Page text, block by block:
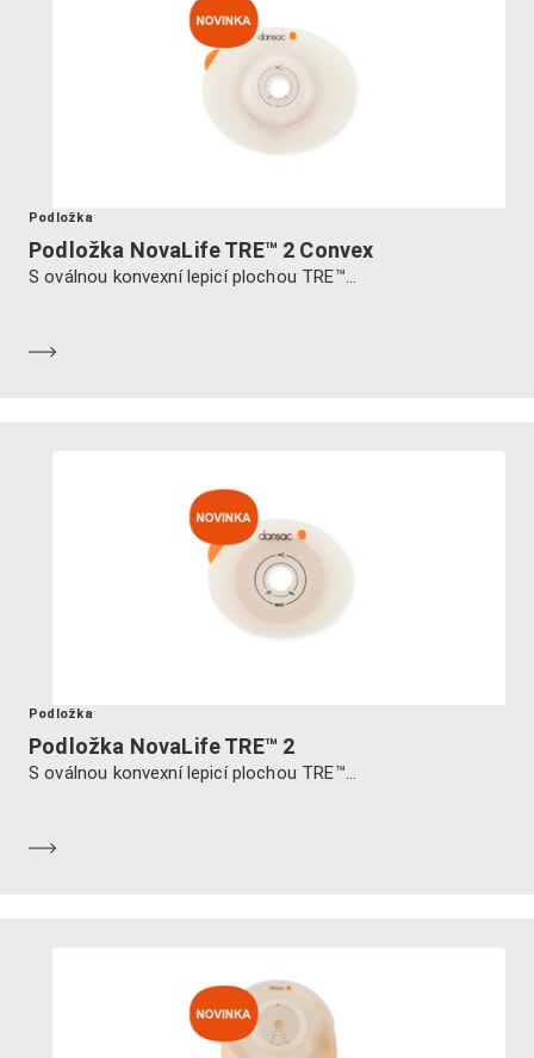
Podložka
Podložka NovaLife TRE™ 2 Convex
S oválnou konvexní lepicí plochou TRE™...
Podložka
Podložka NovaLife TRE™ 2
S oválnou konvexní lepicí plochou TRE™...